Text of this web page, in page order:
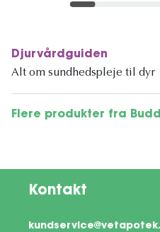
Djurvårdguiden
Alt om sundhedspleje til dyr
Flere produkter fra
Kontakt